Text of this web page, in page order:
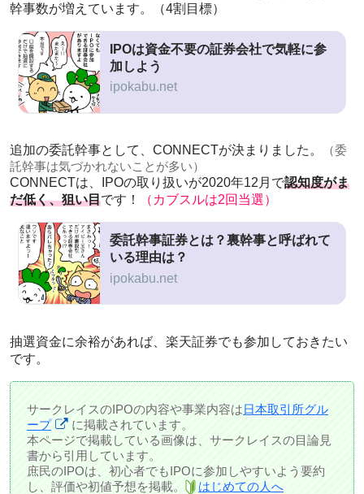
幹事数が増えています。（4割目標）
IPOは資金不要の証券会社で気軽に参
加しよう
ipokabu.net
追加の委託幹事として、CONNECTが決まりました。
（委
託幹事は気づかれないことが多い）
CONNECTは、IPOの取り扱いが2020年12月で認知度がま
だ低く、狙い目です！ （カブスルは2回当選）
委託幹事証券とは？裏幹事と呼ばれて
いる理由は？
ipokabu.net
抽選資金に余裕があれば、楽天証券でも参加しておきたい
です。
サークレイスのIPOの内容や事業内容は日本取引所グル
ープ
に掲載されています。
本ページで掲載している画像は、サークレイスの目論見
書から引用しています。
庶民のIPOは、初心者でもIPOに参加しやすいよう要約
し、評価や初値予想を掲載。
はじめての人へ